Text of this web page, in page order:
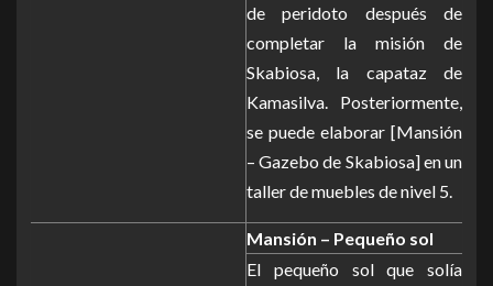
de peridoto después de
completar la misión de
Skabiosa, la capataz de
Kamasilva. Posteriormente,
se puede elaborar [Mansión
– Gazebo de Skabiosa] en un
taller de muebles de nivel 5.
Mansión – Pequeño sol
El pequeño sol que solía